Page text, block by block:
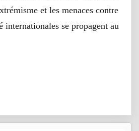
et les menaces contre
internationales se propagent au